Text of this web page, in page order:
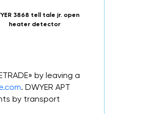
3868 tell tale jr. open
heater detector
by leaving a
. DWYER APT
by transport